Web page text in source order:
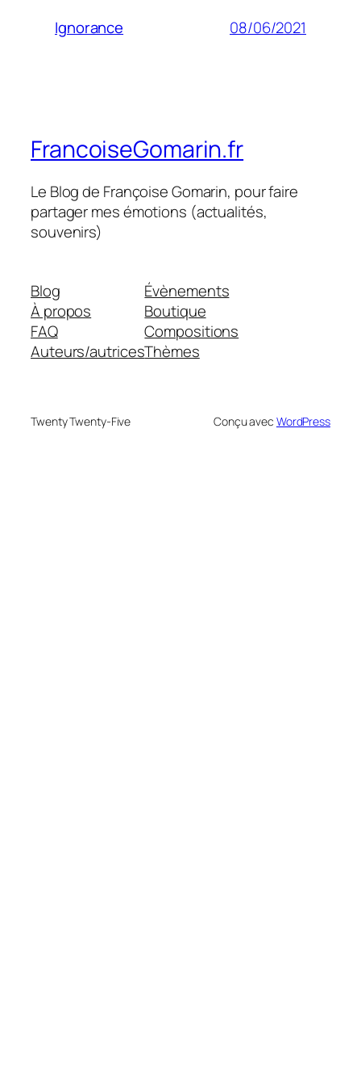
Ignorance 08/06/2021
FrancoiseGomarin.fr
Le Blog de Françoise Gomarin, pour faire
partager mes émotions (actualités,
souvenirs)
Blog
À propos
FAQ
Auteurs/autrices
Évènements
Boutique
Compositions
Thèmes
Twenty Twenty-Five Conçu avec WordPress